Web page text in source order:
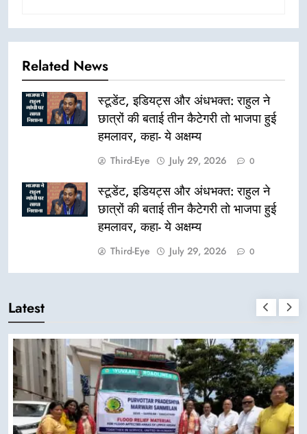
Related News
स्टूडेंट, इडियट्स और अंधभक्त: राहुल ने
छात्रों की बताई तीन कैटेगरी तो भाजपा हुई
हमलावर, कहा- ये अक्षम्य
Third-Eye July 29, 2026 0
स्टूडेंट, इडियट्स और अंधभक्त: राहुल ने
छात्रों की बताई तीन कैटेगरी तो भाजपा हुई
हमलावर, कहा- ये अक्षम्य
Third-Eye July 29, 2026 0
Latest